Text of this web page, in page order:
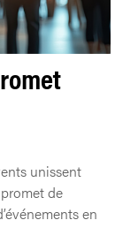
unissent
de
en